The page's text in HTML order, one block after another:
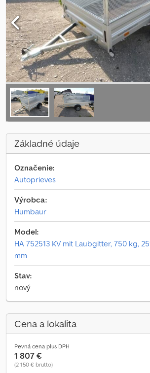
Základné údaje
Označenie:
Autoprieves
Výrobca:
Humbaur
Model:
HA 752513 KV mit Laubgitter, 750 kg,
mm
Stav:
nový
Cena a lokalita
Pevná cena plus DPH
1 807 €
(2 150 € brutto)